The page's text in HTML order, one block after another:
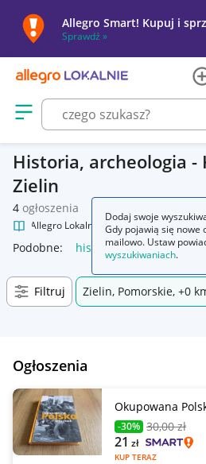
Allegro Smart! Kupuj i
Sprawdź »
Otwórz menu z kategoriami
Historia, archeologia -
Zielin
4 ogłoszenia
Allegro Lokalnie Kultura i rozrywka
Podobne: historia archeologia
Filtruj Zielin, Pomorskie, +0
Ogłoszenia
Okupowana
-30% 30,00 zł
KUP TERAZ
21 zł
Dodaj swoje
Gdy pojawią się nowe
mailowo. Ustaw
wyszukiwaniach.